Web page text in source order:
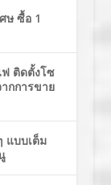
ษ ซื้อ 1
ฟ ติดตั้งโซ
กการขาย
แบบเต็ม